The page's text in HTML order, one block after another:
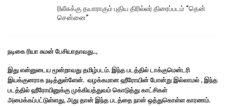
ரிலீசுக்கு தயாராகும் புதிய திரில்லர் திரைப்படம் “தென்
சென்னை”
நடிகை ரியா சுமன் பேசியாதாவது..,
இது என்னுடைய மூன்றாவது தமிழ்படம். இந்த படத்தில் டாக்குமென்டரி
இயக்குனராக நடித்துள்ளேன். வழக்கமான ஹீரோயின் போன்று இல்லாமல் , இந்த
படத்தில் ஹீரோயினுக்கு முக்கியத்துவம் கொடுத்து காட்சிகள்
அமைக்கப்பட்டுள்ளது, அது தான் இந்த படத்தை நான் ஒத்துகொள்ள காரணம்.